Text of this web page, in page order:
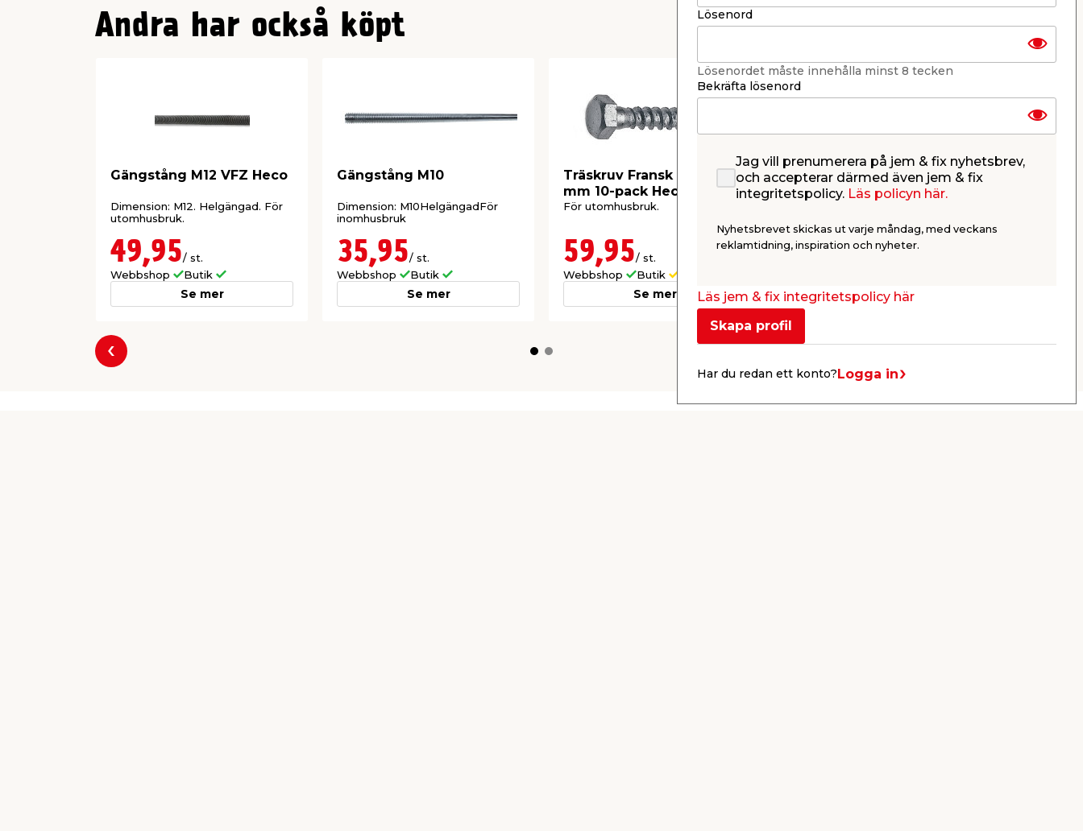
Andra har också köpt
Gängstång M12 VFZ Heco
Dimension: M12. Helgängad. För
utomhusbruk.
49,95/ st.
Webbshop
Butik
Se mer
Gängstång M10
Dimension: M10HelgängadFör
inomhusbruk
35,95/ st.
Webbshop
Butik
Se mer
Träskruv Fransk 10 x 75
mm 10-pack Heco
För utomhusbruk.
59,95/ st.
Webbshop
Butik
Se mer
Träskruv Fransk 10 x 50
mm 10-pack Heco
49,95
Se mer
Föregående
Lösenord
Lösenordet måste innehålla minst 8 tecken
Bekräfta lösenord
Jag vill prenumerera på jem & fix nyhetsbrev,
och accepterar därmed även jem & fix
integritetspolicy. Läs policyn här.
Nyhetsbrevet skickas ut varje måndag, med veckans
reklamtidning, inspiration och nyheter.
Läs jem & fix integritetspolicy här
Skapa profil
Har du redan ett konto?Logga in